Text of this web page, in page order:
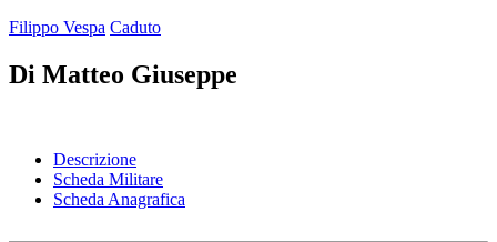
Filippo Vespa Caduto
Di Matteo Giuseppe
Descrizione
Scheda Militare
Scheda Anagrafica